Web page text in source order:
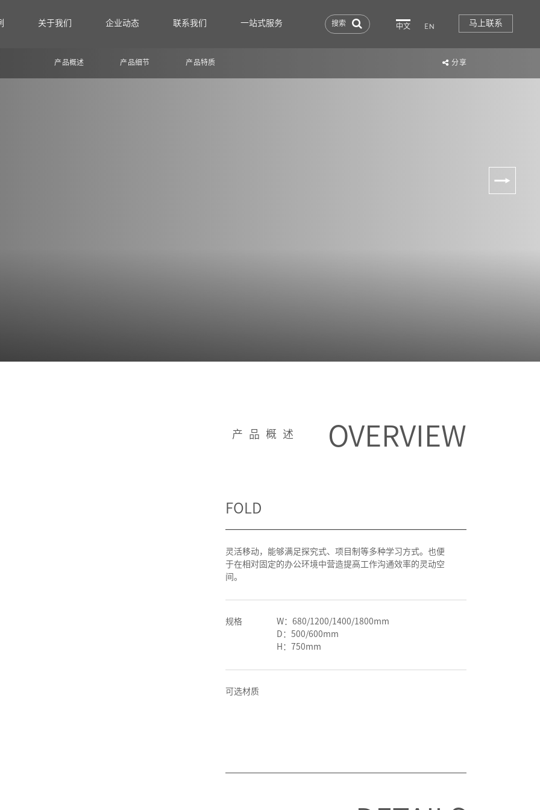
关于我们 企业动态 联系我们 一站式服务 搜索 中文 EN 马上联系
产品概述 产品细节 产品特质 分享
产品概述 OVERVIEW
FOLD
灵活移动，能够满足探究式、项目制等多种学习方式。也便
于在相对固定的办公环境中营造提高工作沟通效率的灵动空
间。
规格
W：680/1200/1400/1800mm
D：500/600mm
H：750mm
可选材质